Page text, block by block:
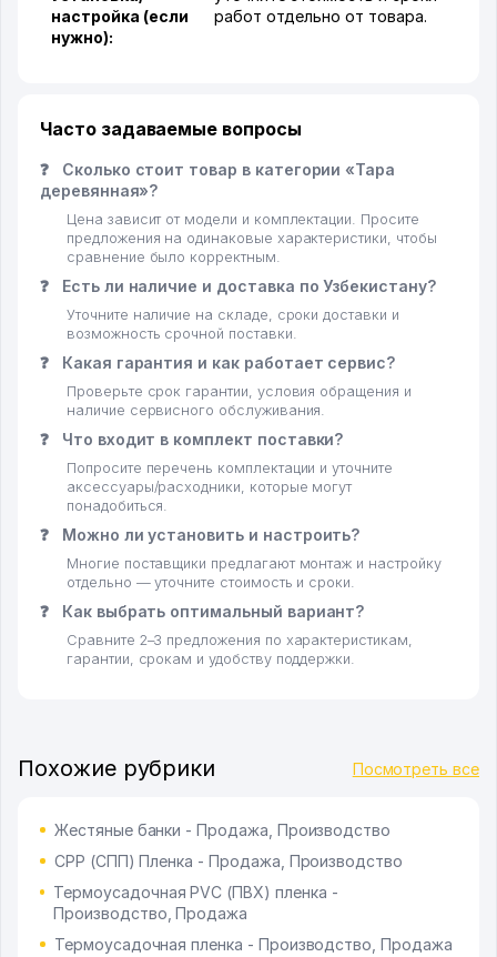
настройка (если
нужно):
работ отдельно от товара.
Часто задаваемые вопросы
❓
Сколько стоит товар в категории «Тара
деревянная»?
Цена зависит от модели и комплектации. Просите
предложения на одинаковые характеристики, чтобы
сравнение было корректным.
❓ Есть ли наличие и доставка по Узбекистану?
Уточните наличие на складе, сроки доставки и
возможность срочной поставки.
❓ Какая гарантия и как работает сервис?
Проверьте срок гарантии, условия обращения и
наличие сервисного обслуживания.
❓ Что входит в комплект поставки?
Попросите перечень комплектации и уточните
аксессуары/расходники, которые могут
понадобиться.
❓ Можно ли установить и настроить?
Многие поставщики предлагают монтаж и настройку
отдельно — уточните стоимость и сроки.
❓ Как выбрать оптимальный вариант?
Сравните 2–3 предложения по характеристикам,
гарантии, срокам и удобству поддержки.
Похожие рубрики Посмотреть все
Жестяные банки - Продажа, Производство
CРР (СПП) Пленка - Продажа, Производство
Термоусадочная PVC (ПВХ) пленка -
Производство, Продажа
Термоусадочная пленка - Производство, Продажа